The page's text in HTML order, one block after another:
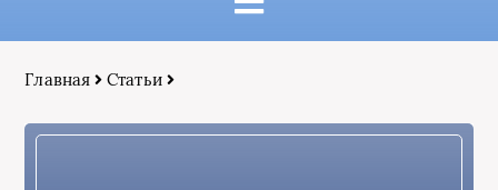
Главная Статьи